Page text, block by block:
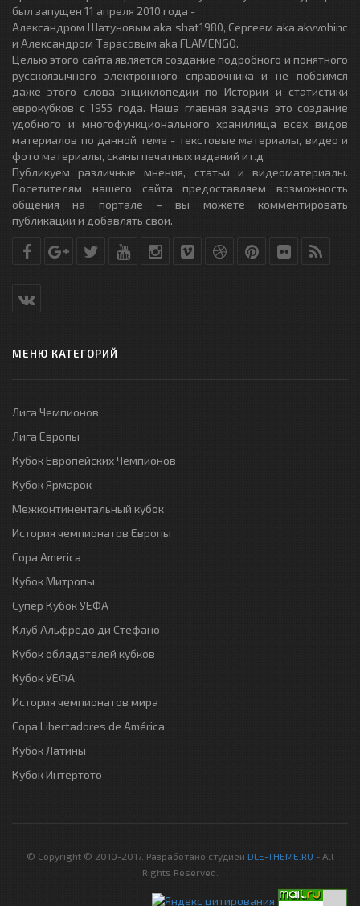
был запущен 11 апреля 2010 года -
Александром Шатуновым aka shat1980, Сергеем aka akvvohinc
и Александром Тарасовым aka FLAMENGO.
Целью этого сайта является создание подробного и понятного
русскоязычного электронного справочника и не побоимся
даже этого слова энциклопедии по Истории и статистики
еврокубков с 1955 года. Наша главная задача это создание
удобного и многофункционального хранилища всех видов
материалов по данной теме - текстовые материалы, видео и
фото материалы, сканы печатных изданий ит.д
Публикуем различные мнения, статьи и видеоматериалы.
Посетителям нашего сайта предоставляем возможность
общения на портале – вы можете комментировать
публикации и добавлять свои.
МЕНЮ КАТЕГОРИЙ
Лига Чемпионов
Лига Европы
Кубок Европейских Чемпионов
Кубок Ярмарок
Межконтинентальный кубок
История чемпионатов Европы
Copa America
Кубок Митропы
Супер Кубок УЕФА
Клуб Альфредо ди Стефано
Кубок обладателей кубков
Кубок УЕФА
История чемпионатов мира
Copa Libertadores de América
Кубок Латины
Кубок Интертото
© Copyright © 2010-2017. Разработано студией DLE-THEME.RU - All
Rights Reserved.